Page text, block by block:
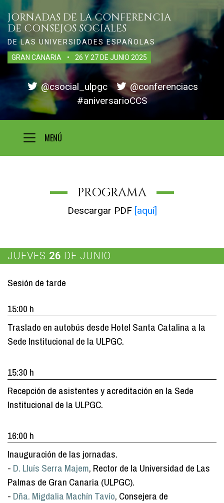
@csocial_ulpgc
@conferenciacs
#aniversarioCCS
JORNADAS DE LA CONFERENCIA
DE CONSEJOS SOCIALES
DE LAS UNIVERSIDADES ESPAÑOLAS
GRAN CANARIA
• 26 Y 27 DE JUNIO 2025
MENÚ
PROGRAMA
Descargar PDF [aquí]
JUEVES 26 DE JUNIO
Sesión de tarde
15:00 h
Traslado en autobús desde Hotel Santa Catalina a la
Sede Institucional de la ULPGC.
15:30 h
Recepción de asistentes y acreditación en la Sede
Institucional de la ULPGC.
16:00 h
Inauguración de las jornadas.
- D. Lluís Serra Majem, Rector de la Universidad de Las
Palmas de Gran Canaria (ULPGC).
- Dña. Migdalia Machín Tavío, Consejera de